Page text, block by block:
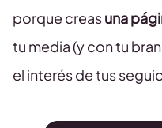
porque creasuna
tu media (y con tu
el interés de tus